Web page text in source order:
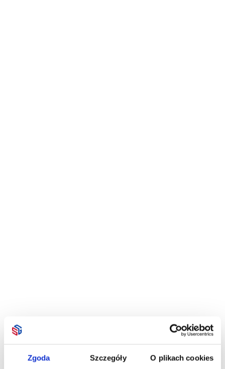
Zgoda Szczegóły O plikach cookies